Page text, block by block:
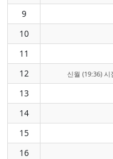
9
10
11
12
신월 (19:36) 시
13
14
15
16